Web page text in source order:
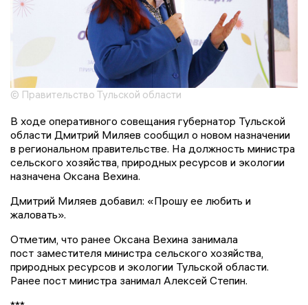
© Правительство Тульской области
В ходе оперативного совещания губернатор Тульской
области Дмитрий Миляев сообщил о новом назначении
в региональном правительстве. На должность министра
сельского хозяйства, природных ресурсов и экологии
назначена Оксана Вехина.
Дмитрий Миляев добавил: «Прошу ее любить и
жаловать».
Отметим, что ранее Оксана Вехина занимала
пост заместителя министра сельского хозяйства,
природных ресурсов и экологии Тульской области.
Ранее пост министра занимал Алексей Степин.